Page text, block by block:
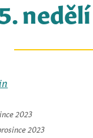
5.
2023
2023